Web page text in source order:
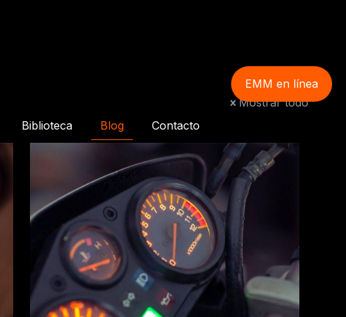
Biblioteca Blog Contacto
EMM en línea
Mostrar todo